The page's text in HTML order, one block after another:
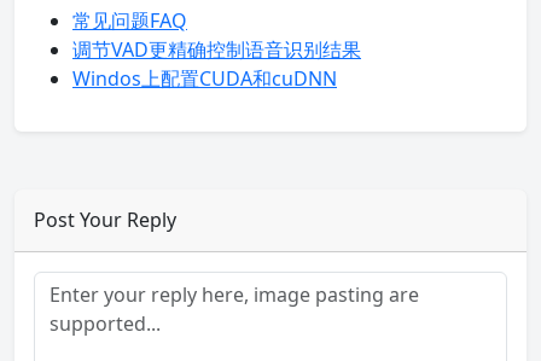
常见问题FAQ
调节VAD更精确控制语音识别结果
Windos上配置CUDA和cuDNN
Post Your Reply